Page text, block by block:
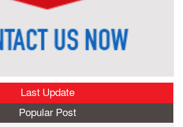
Last Update
Popular Post